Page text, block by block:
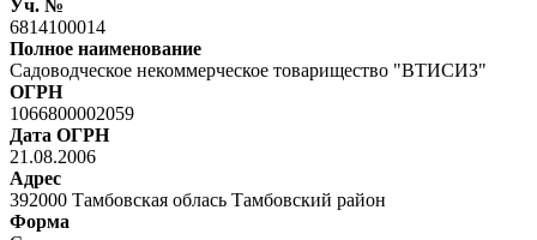
Уч. №
6814100014
Полное наименование
Садоводческое некоммерческое товарищество "ВТИСИЗ"
ОГРН
1066800002059
Дата ОГРН
21.08.2006
Адрес
392000 Тамбовская облась Тамбовский район
Форма